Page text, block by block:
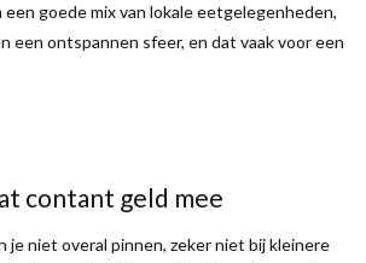
goede mix van lokale eetgelegenheden,
een ontspannen sfeer, en dat vaak voor een
contant geld mee
je niet overal pinnen, zeker niet bij kleinere